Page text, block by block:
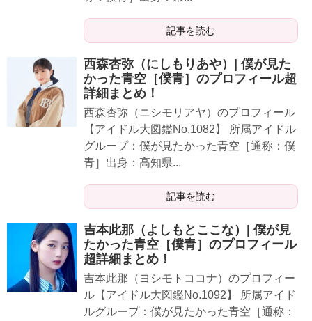
記事を読む
西森杏弥（にしもりあや）| 僕が見た
かった青空［僕青］のプロフィール超
詳細まとめ！
西森杏弥（ニシモリアヤ）のプロフィール
【アイドル大図鑑No.1082】 所属アイドル
グループ：僕が見たかった青空［通称：僕
青］出身：高知県...
記事を読む
吉本此那（よしもとここな）| 僕が見
たかった青空［僕青］のプロフィール
超詳細まとめ！
吉本此那（ヨシモトココナ）のプロフィー
ル【アイドル大図鑑No.1092】 所属アイド
ルグループ：僕が見たかった青空［通称：